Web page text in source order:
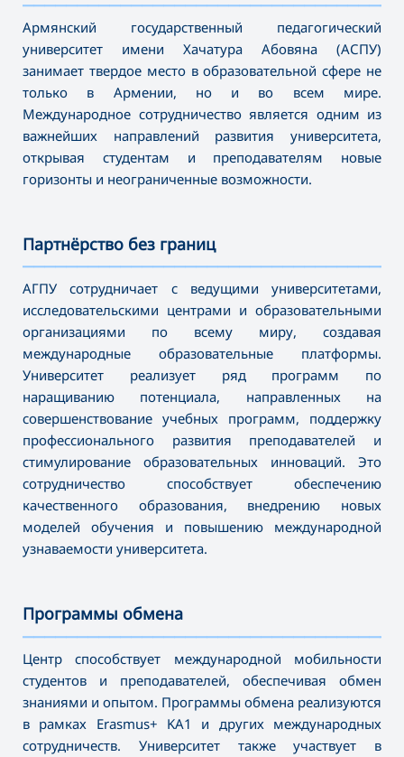
Армянский государственный педагогический
университет имени Хачатура Абовяна (АСПУ)
занимает твердое место в образовательной сфере не
только в Армении, но и во всем мире.
Международное сотрудничество является одним из
важнейших направлений развития университета,
открывая студентам и преподавателям новые
горизонты и неограниченные возможности.
Партнёрство без границ
АГПУ сотрудничает с ведущими университетами,
исследовательскими центрами и образовательными
организациями по всему миру, создавая
международные образовательные платформы.
Университет реализует ряд программ по
наращиванию потенциала, направленных на
совершенствование учебных программ, поддержку
профессионального развития преподавателей и
стимулирование образовательных инноваций. Это
сотрудничество способствует обеспечению
качественного образования, внедрению новых
моделей обучения и повышению международной
узнаваемости университета.
Программы обмена
Центр способствует международной мобильности
студентов и преподавателей, обеспечивая обмен
знаниями и опытом. Программы обмена реализуются
в рамках Erasmus+ KA1 и других международных
сотрудничеств. Университет также участвует в